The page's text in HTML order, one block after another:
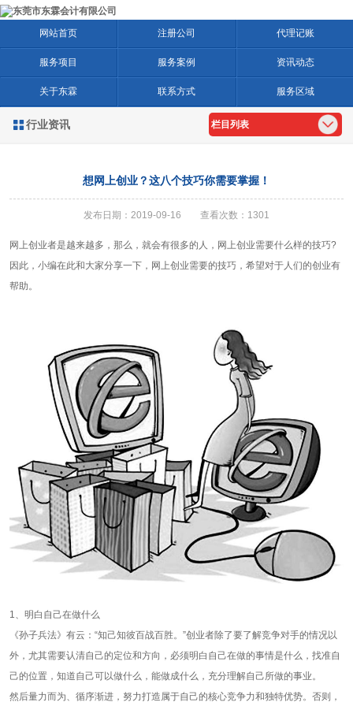
网站首页 注册公司 代理记账
服务项目 服务案例 资讯动态
关于东霖 联系方式 服务区域
 行业资讯 栏目列表
想网上创业？这八个技巧你需要掌握！
发布日期：2019-09-16 查看次数：1301
网上创业者是越来越多，那么，就会有很多的人，网上创业需要什么样的技巧?
因此，小编在此和大家分享一下，网上创业需要的技巧，希望对于人们的创业有
帮助。
1、明白自己在做什么
《孙子兵法》有云：“知己知彼百战百胜。”创业者除了要了解竞争对手的情况以
外，尤其需要认清自己的定位和方向，必须明白自己在做的事情是什么，找准自
己的位置，知道自己可以做什么，能做成什么，充分理解自己所做的事业。
然后量力而为、循序渐进，努力打造属于自己的核心竞争力和独特优势。否则，